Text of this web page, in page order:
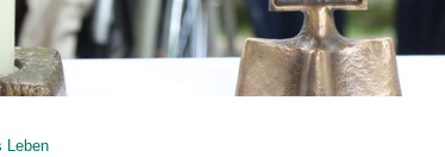
Leben